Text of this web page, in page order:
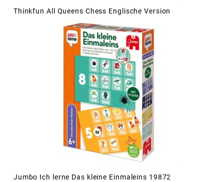
Thinkfun All Queens Chess Englische Version
Jumbo Ich lerne Das kleine Einmaleins 19872